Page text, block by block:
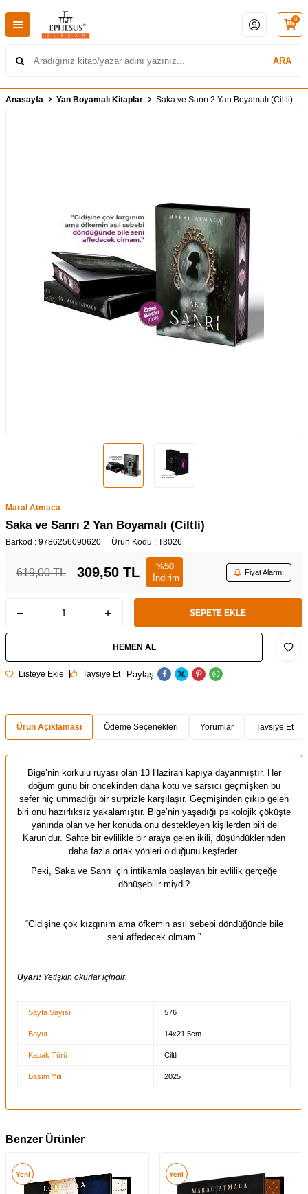
ARA
0
Anasayfa Yan Boyamalı Kitaplar Saka ve Sanrı 2 Yan Boyamalı (Ciltli)
Maral Atmaca
Saka ve Sanrı 2 Yan Boyamalı (Ciltli)
Barkod : 9786256090620 Ürün Kodu : T3026
619,00TL 309,50 TL %50
İndirim
Fiyat Alarmı
SEPETE EKLE
HEMEN AL
Listeye Ekle Tavsiye Et Paylaş
Ürün Açıklaması Ödeme Seçenekleri Yorumlar Tavsiye Et
Bige’nin korkulu rüyası olan 13 Haziran kapıya dayanmıştır. Her
doğum günü bir öncekinden daha kötü ve sarsıcı geçmişken bu
sefer hiç ummadığı bir sürprizle karşılaşır. Geçmişinden çıkıp gelen
biri onu hazırlıksız yakalamıştır. Bige’nin yaşadığı psikolojik çöküşte
yanında olan ve her konuda onu destekleyen kişilerden biri de
Karun’dur. Sahte bir evlilikle bir araya gelen ikili, düşündüklerinden
daha fazla ortak yönleri olduğunu keşfeder.
Peki, Saka ve Sanrı için intikamla başlayan bir evlilik gerçeğe
dönüşebilir miydi?
“Gidişine çok kızgınım ama öfkemin asıl sebebi döndüğünde bile
seni affedecek olmam.”
Uyarı: Yetişkin okurlar içindir.
Sayfa Sayısı 576
Boyut 14x21,5cm
Kapak Türü Ciltli
Basım Yılı 2025
Benzer Ürünler
Yeni Yeni